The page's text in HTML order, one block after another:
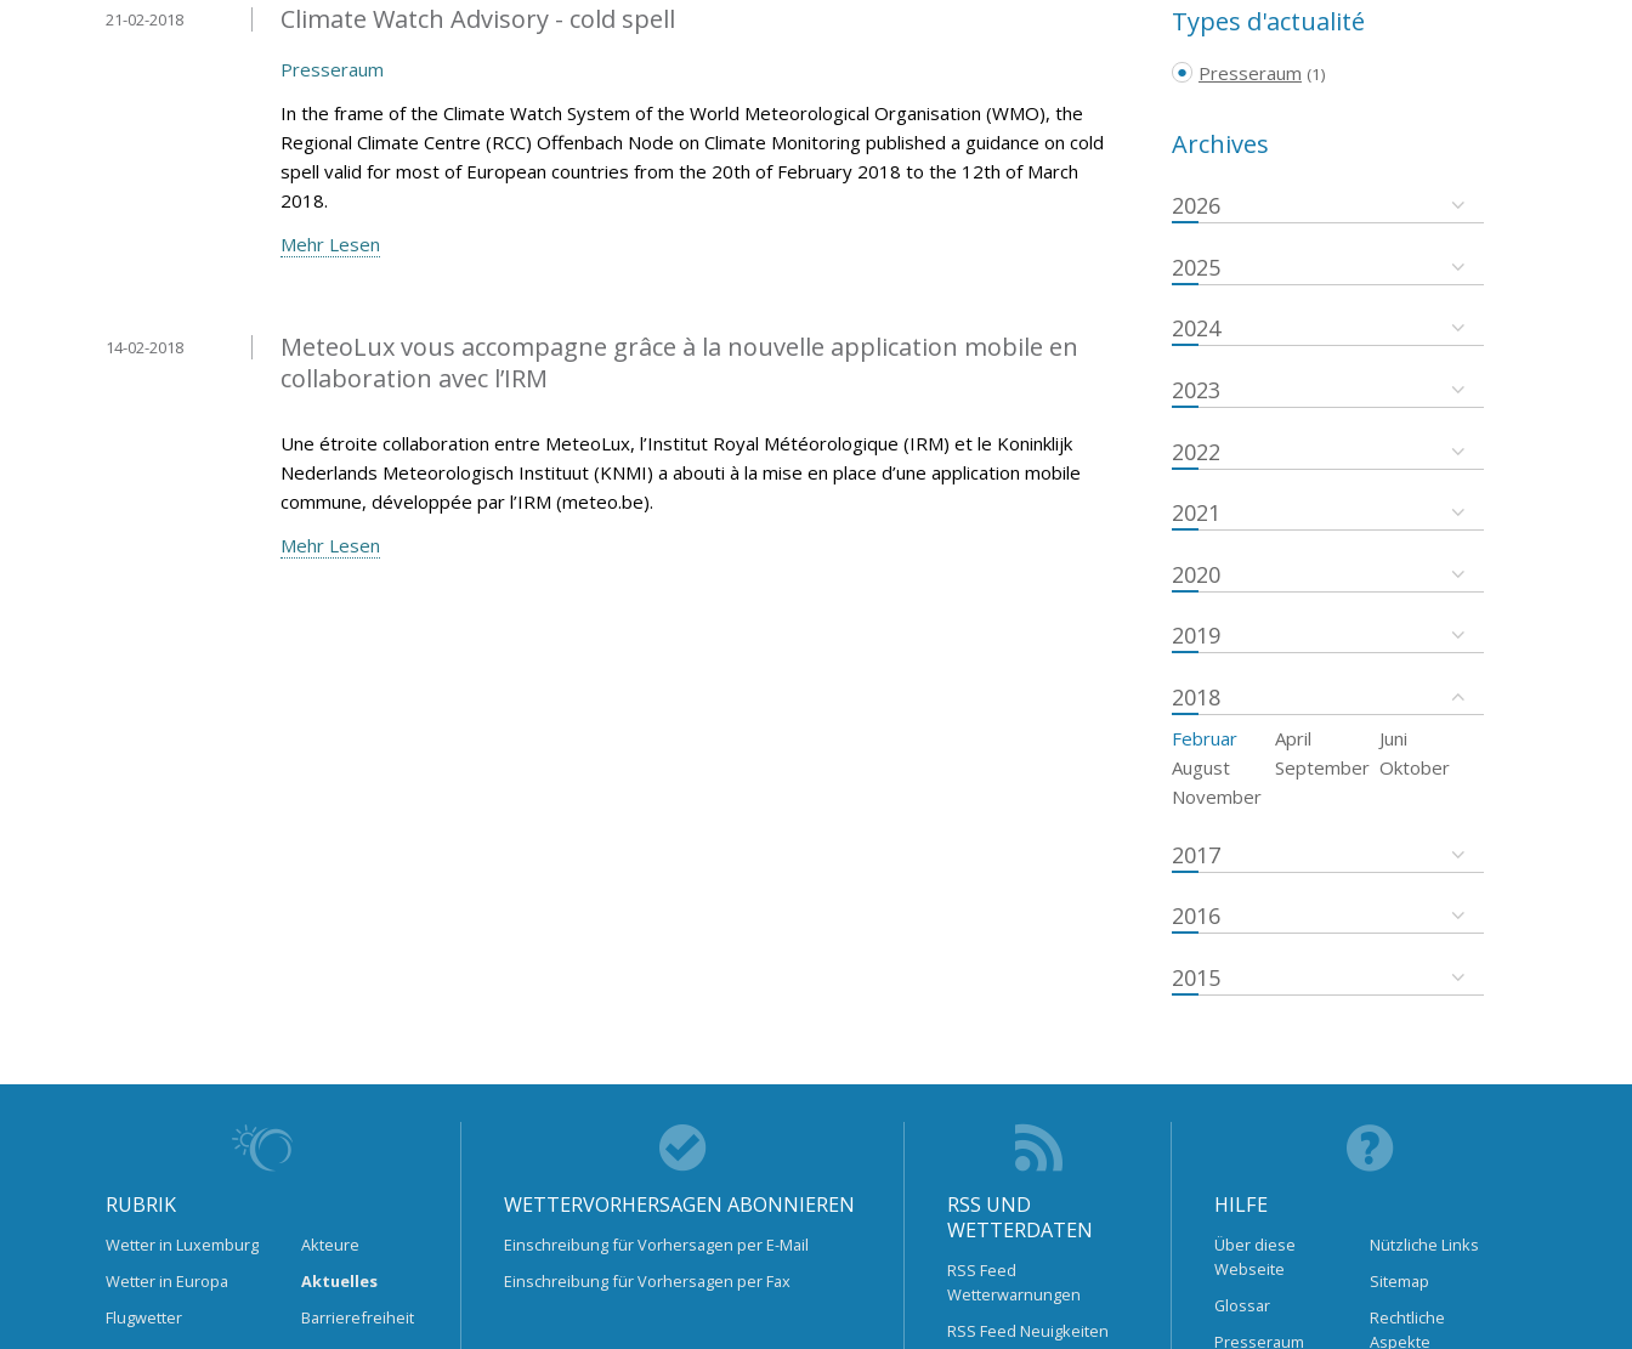
Climate Watch Advisory - cold spell
21-02-2018
Presseraum
In the frame of the Climate Watch System of the World Meteorological Organisation (WMO), the
Regional Climate Centre (RCC) Offenbach Node on Climate Monitoring published a guidance on cold
spell valid for most of European countries from the 20th of February 2018 to the 12th of March
2018.
Mehr Lesen
MeteoLux vous accompagne grâce à la nouvelle application mobile en
collaboration avec l’IRM
14-02-2018
Une étroite collaboration entre MeteoLux, l’Institut Royal Météorologique (IRM) et le Koninklijk
Nederlands Meteorologisch Instituut (KNMI) a abouti à la mise en place d’une application mobile
commune, développée par l’IRM (meteo.be).
Mehr Lesen
Types d'actualité
Presseraum (1)
Archives
2026
2025
2024
2023
2022
2021
2020
2019
2018
Februar April
Juni
August
September Oktober
November
2017
2016
2015
RUBRIK
Wetter in Luxemburg
Wetter in Europa
Flugwetter
Akteure
Aktuelles
Barrierefreiheit
WETTERVORHERSAGEN ABONNIEREN
Einschreibung für Vorhersagen per E-Mail
Einschreibung für Vorhersagen per Fax
RSS UND
WETTERDATEN
RSS Feed
Wetterwarnungen
RSS Feed Neuigkeiten
HILFE
Über diese
Webseite
Glossar
Presseraum
Nützliche Links
Sitemap
Rechtliche
Aspekte